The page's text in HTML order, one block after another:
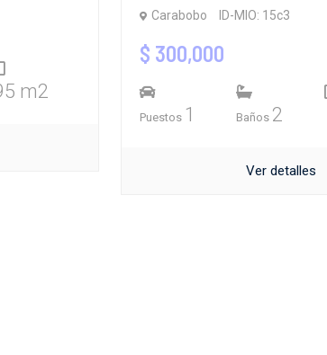
m2
Carabobo ID-MIO: 15c3
$ 300,000
Puestos 1 Baños 2
Ver detalles